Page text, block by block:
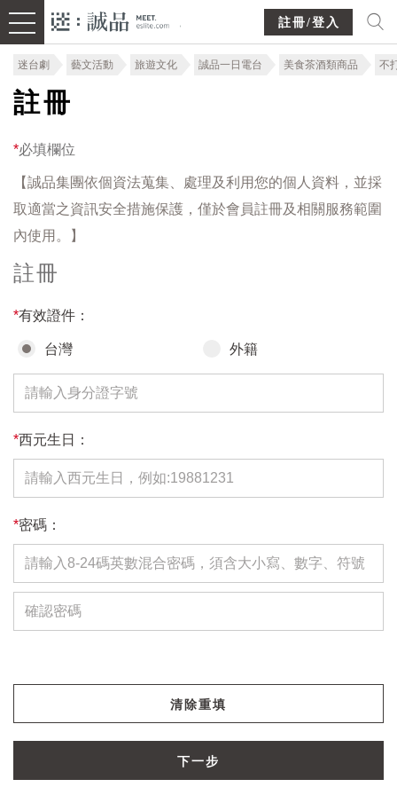
註冊/登入
迷台劇 藝文活動 旅遊文化 誠品一日電台 美食茶酒類商品 不
註冊
*必填欄位
【誠品集團依個資法蒐集、處理及利用您的個人資料，並採
取適當之資訊安全措施保護，僅於會員註冊及相關服務範圍
內使用。】
註冊
*有效證件：
台灣 外籍
*西元生日：
*密碼：